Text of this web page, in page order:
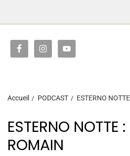
Accueil PODCAST ESTERNO
ESTERNO NOTTE :
ROMAIN